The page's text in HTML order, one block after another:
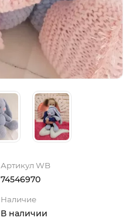
Артикул WB
74546970
Наличие
В наличии